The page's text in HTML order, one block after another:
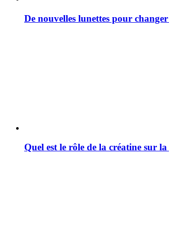
De nouvelles lunettes pour
Quel est le rôle de la créatine sur